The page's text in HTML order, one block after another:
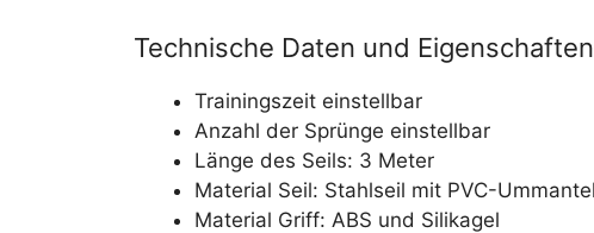
Technische Daten und Eigenschaften
Trainingszeit einstellbar
Anzahl der Sprünge einstellbar
Länge des Seils: 3 Meter
Material Seil: Stahlseil mit PVC-
Material Griff: ABS und Silikagel